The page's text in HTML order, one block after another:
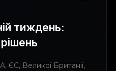
тиждень:
ЄС, Великої Британії,